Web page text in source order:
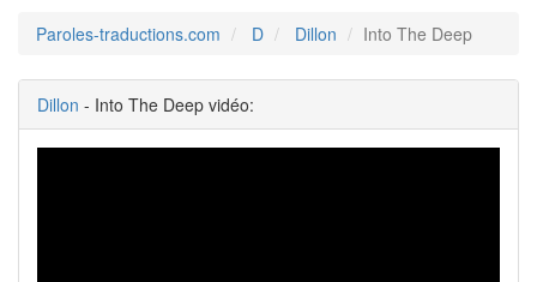
Paroles-traductions.com D Dillon Into The Deep
Dillon - Into The Deep vidéo: